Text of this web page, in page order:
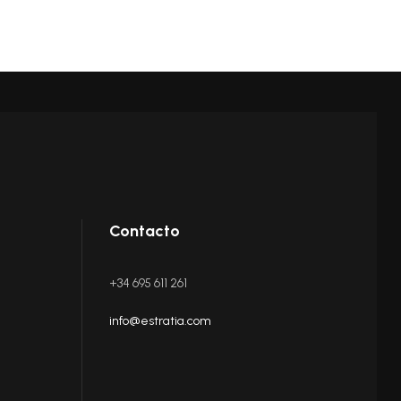
Contacto
+34 695 611 261
info@estratia.com